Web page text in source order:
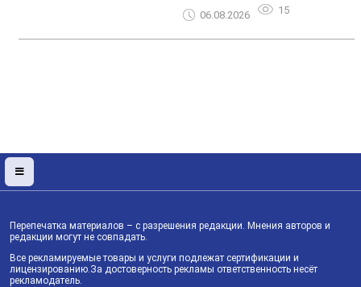
06.08.2026 15
Перепечатка материалов – с разрешения редакции. Мнения авторов и
редакции могут не совпадать.
Все рекламируемые товары и услуги подлежат сертификации и
лицензированию.За достоверность рекламы ответственность несёт
рекламодатель.